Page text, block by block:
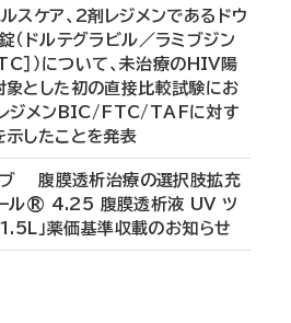
スケア、2剤レジメンであるドウ
（ドルテグラビル／ラミブジン
］）について、未治療のHIV陽
象とした初の直接比較試験にお
レジメンBIC/FTC/TAFに対す
示したことを発表
ブ 腹膜透析治療の選択肢拡充
ール® 4.25 腹膜透析液 UV ツ
」薬価基準収載のお知らせ